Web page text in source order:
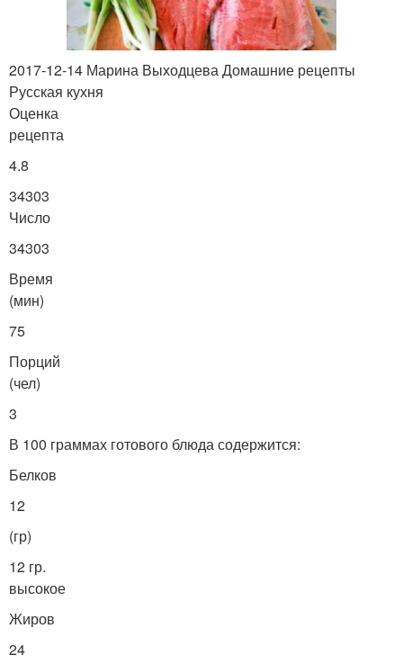
2017-12-14 Марина Выходцева Домашние рецепты
Русская кухня
Оценка
рецепта
4.8
34303
Число
34303
Время
(мин)
75
Порций
(чел)
3
В 100 граммах готового блюда содержится:
Белков
12
(гр)
12 гр.
высокое
Жиров
24